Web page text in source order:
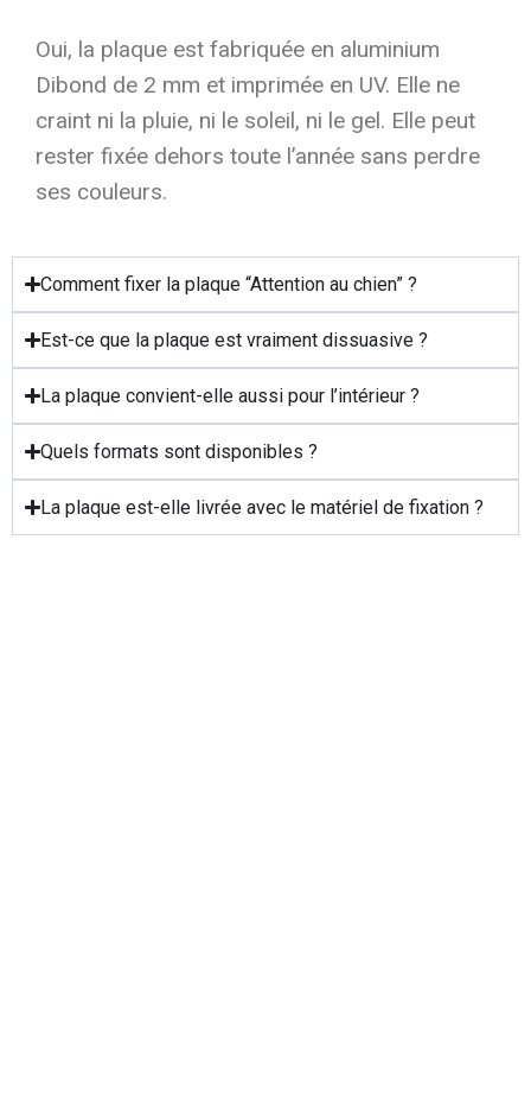
Oui, la plaque est fabriquée en aluminium
Dibond de 2 mm et imprimée en UV. Elle ne
craint ni la pluie, ni le soleil, ni le gel. Elle peut
rester fixée dehors toute l’année sans perdre
ses couleurs.
Comment fixer la plaque “Attention au chien” ?
Est-ce que la plaque est vraiment dissuasive ?
La plaque convient-elle aussi pour l’intérieur ?
Quels formats sont disponibles ?
La plaque est-elle livrée avec le matériel de fixation ?